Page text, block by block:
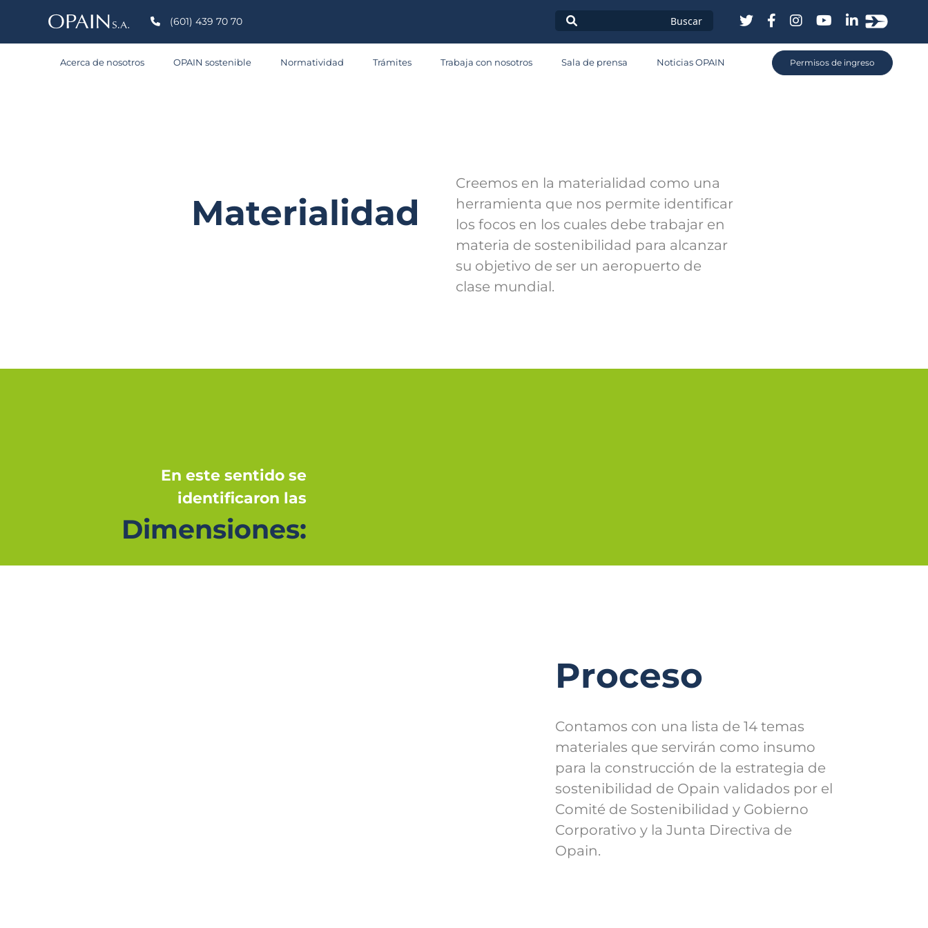
(601) 439 70 70
Acerca de nosotros OPAIN sostenible Normatividad Trámites Trabaja con nosotros Sala de prensa Noticias OPAIN Permisos de ingreso
Sobre
Materialidad
Materialidad
Creemos en la materialidad como una
herramienta que nos permite identificar
los focos en los cuales debe trabajar en
materia de sostenibilidad para alcanzar
su objetivo de ser un aeropuerto de
clase mundial.
En este sentido se
identificaron las
Dimensiones:
Proceso
Contamos con una lista de 14 temas
materiales que servirán como insumo
para la construcción de la estrategia de
sostenibilidad de Opain validados por el
Comité de Sostenibilidad y Gobierno
Corporativo y la Junta Directiva de
Opain.